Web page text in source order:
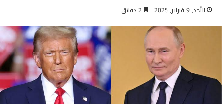
الأحد, 9 فبراير, 2025